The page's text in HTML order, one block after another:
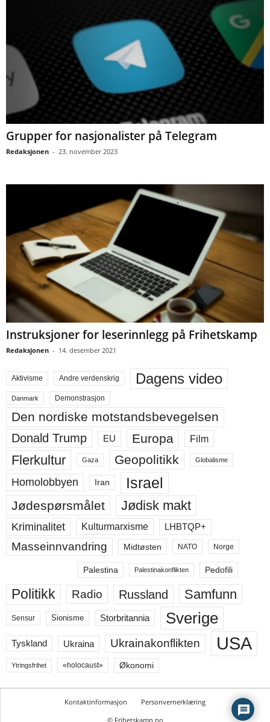
Grupper for nasjonalister på Telegram
Redaksjonen - 23. november 2023
Instruksjoner for leserinnlegg på Frihetskamp
Redaksjonen - 14. desember 2021
Aktivisme Andre verdenskrig Dagens video
Danmark Demonstrasjon
Den nordiske motstandsbevegelsen
Donald Trump EU Europa Film
Flerkultur Gaza Geopolitikk Globalisme
Homolobbyen Iran Israel
Jødespørsmålet Jødisk makt
Kriminalitet Kulturmarxisme LHBTQP+
Masseinnvandring Midtøsten NATO Norge
Palestina Palestinakonflikten Pedofili
Politikk Radio Russland Samfunn
Sensur Sionisme Storbritannia Sverige
Tyskland Ukraina Ukrainakonflikten USA
Ytringsfrihet «holocaust» Økonomi
Kontaktinformasjon
Personvernerklæring
© Frihetskamp.no